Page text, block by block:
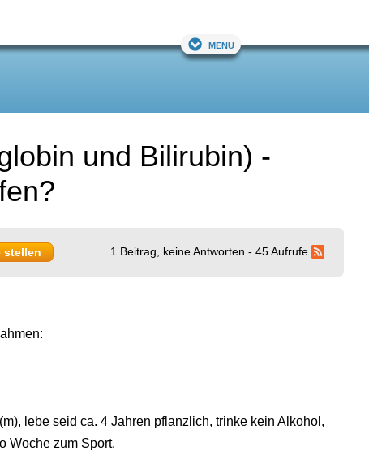
Menü
und Bilirubin) -
stellen 1 Beitrag, keine Antworten - 45 Aufrufe
lebe seid ca. 4 Jahren pflanzlich, trinke kein Alkohol,
Woche zum Sport.